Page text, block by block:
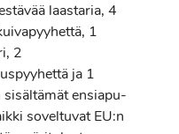
laastaria, 4
1
2
ja 1
ensiapu-
soveltuvat EU:n